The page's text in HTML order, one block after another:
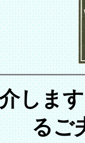
しま
るご